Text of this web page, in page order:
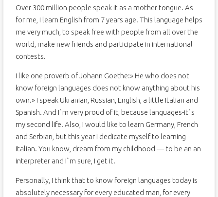
Over 300 million people speak it as a mother tongue. As
for me, I learn English from 7 years age. This language helps
me very much, to speak free with people from all over the
world, make new friends and participate in international
contests.
I like one proverb of Johann Goethe:» He who does not
know foreign languages does not know anything about his
own.» I speak Ukranian, Russian, English, a little Italian and
Spanish. And I`m very proud of it, because languages-it`s
my second life. Also, I would like to learn Germany, French
and Serbian, but this year I dedicate myself to learning
Italian. You know, dream from my childhood — to be an an
interpreter and I`m sure, I get it.
Personally, I think that to know foreign languages today is
absolutely necessary for every educated man, for every